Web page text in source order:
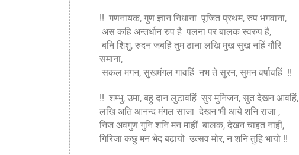
!! गणनायक, गुण ज्ञान निधाना पूजित प्रथम, रुप भगवाना,
अस कहि अन्तर्धान रुप है पलना पर बालक स्वरुप है,
बनि शिशु, रुदन जबहिं तुम ठाना लखि मुख सुख नहिं गौरि
समाना,
सकल मगन, सुखमंगल गावहिं नभ ते सुरन, सुमन वर्षावहिं !!
!! शम्भु, उमा, बहु दान लुटावहिं सुर मुनिजन, सुत देखन आवहिं,
लखि अति आनन्द मंगल साजा देखन भी आये शनि राजा ,
निज अवगुण गुनि शनि मन माहीं बालक, देखन चाहत नाहीं,
गिरिजा कछु मन भेद बढ़ायो उत्सव मोर, न शनि तुहि भायो !!